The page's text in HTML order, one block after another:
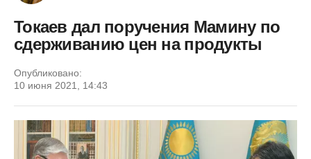
Токаев дал поручения Мамину по
сдерживанию цен на продукты
Опубликовано:
10 июня 2021, 14:43